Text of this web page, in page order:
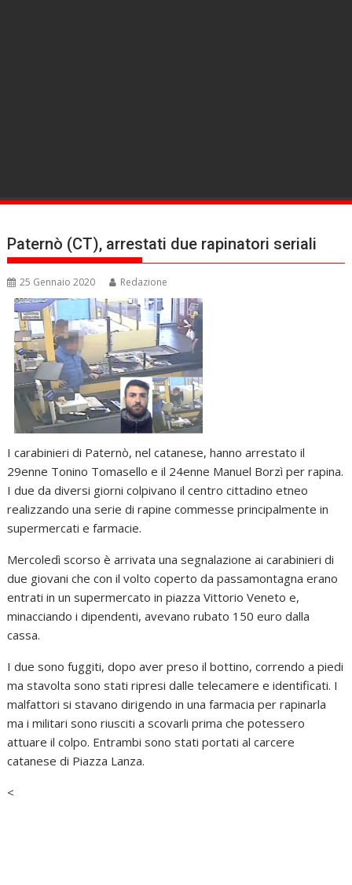
Paternò (CT), arrestati due rapinatori seriali
25 Gennaio 2020 Redazione
I carabinieri di Paternò, nel catanese, hanno arrestato il
29enne Tonino Tomasello e il 24enne Manuel Borzì per rapina.
I due da diversi giorni colpivano il centro cittadino etneo
realizzando una serie di rapine commesse principalmente in
supermercati e farmacie.
Mercoledì scorso è arrivata una segnalazione ai carabinieri di
due giovani che con il volto coperto da passamontagna erano
entrati in un supermercato in piazza Vittorio Veneto e,
minacciando i dipendenti, avevano rubato 150 euro dalla
cassa.
I due sono fuggiti, dopo aver preso il bottino, correndo a piedi
ma stavolta sono stati ripresi dalle telecamere e identificati. I
malfattori si stavano dirigendo in una farmacia per rapinarla
ma i militari sono riusciti a scovarli prima che potessero
attuare il colpo. Entrambi sono stati portati al carcere
catanese di Piazza Lanza.
<